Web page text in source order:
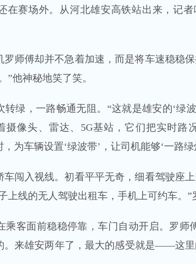
在赛场外。从河北雄安高铁站出来，记
师傅却并不急着加速，而是将车速稳稳
”他神秘地笑了笑。
绿，一路畅通无阻。“这就是雄安的‘绿
摄像头、雷达、5G基站，它们把实时路
为车辆设置‘绿波带’，让司机能够‘一路绿
闯入视线。初看平平无奇，细看驾驶座
上线的无人驾驶出租车，手机上可约车。”
乘客面前稳稳停靠，车门自动开启。罗师
。来雄安两年了，最大的感受就是——这